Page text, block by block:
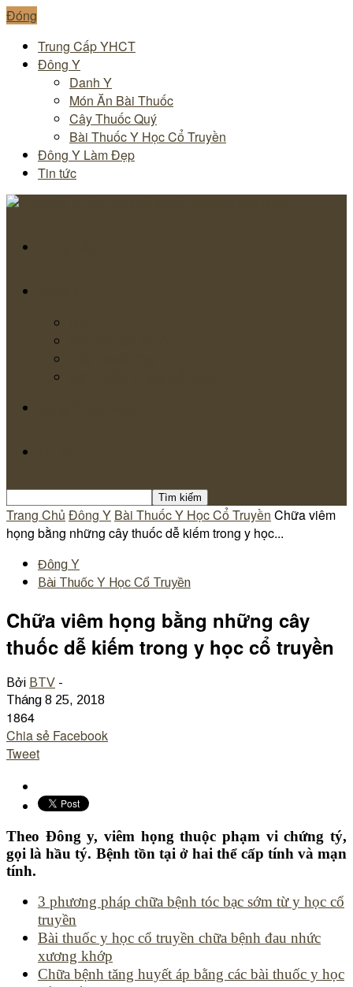
Đóng
Trung Cấp YHCT
Đông Y
Danh Y
Món Ăn Bài Thuốc
Cây Thuốc Quý
Bài Thuốc Y Học Cổ Truyền
Đông Y Làm Đẹp
Tin tức
Trang Chủ Đông Y Bài Thuốc Y Học Cổ Truyền Chữa viêm
họng bằng những cây thuốc dễ kiếm trong y học...
Đông Y
Bài Thuốc Y Học Cổ Truyền
Chữa viêm họng bằng những cây
thuốc dễ kiếm trong y học cổ truyền
Bởi BTV -
Tháng 8 25, 2018
1864
Chia sẻ Facebook
Tweet
Theo Đông y, viêm họng thuộc phạm vi chứng tý,
gọi là hầu tý. Bệnh tồn tại ở hai thể cấp tính và mạn
tính.
3 phương pháp chữa bệnh tóc bạc sớm từ y học cổ
truyền
Bài thuốc y học cổ truyền chữa bệnh đau nhức
xương khớp
Chữa bệnh tăng huyết áp bằng các bài thuốc y học